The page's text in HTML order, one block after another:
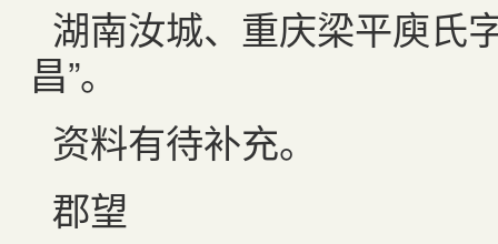
湖南汝城、重庆梁平庾氏
昌”。
资料有待补充。
郡望